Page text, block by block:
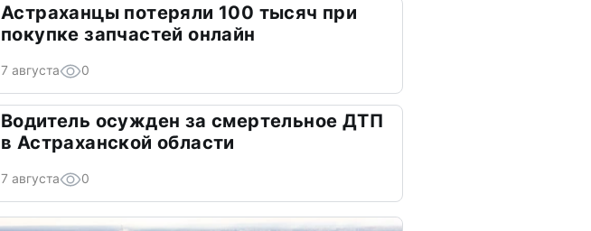
Астраханцы потеряли 100 тысяч при
покупке запчастей онлайн
7 августа 0
Водитель осужден за смертельное ДТП
в Астраханской области
7 августа 0